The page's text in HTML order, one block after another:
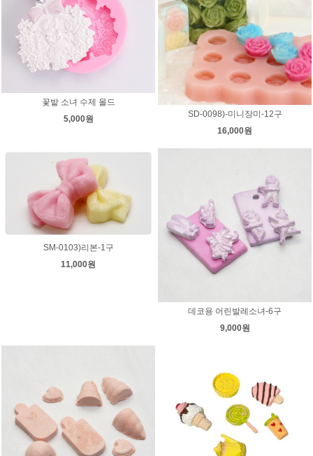
꽃밭 소녀 수제 몰드
5,000원
SD-0098)-미니장미-12구
16,000원
SM-0103)리본-1구
11,000원
데코용 어린발레소녀-6구
9,000원